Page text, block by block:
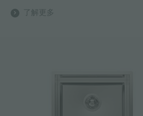
了解更多